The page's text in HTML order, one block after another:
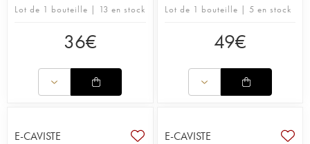
Lot de 1 bouteille | 13 en stock
36€
Lot de 1 bouteille | 5 en stock
49€
E-CAVISTE E-CAVISTE